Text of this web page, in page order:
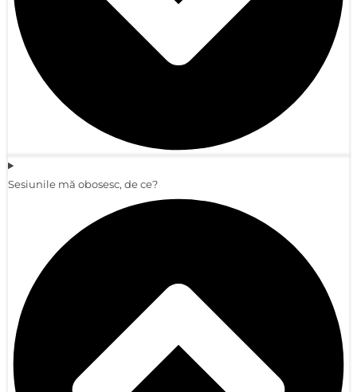
Sesiunile mă obosesc, de ce?